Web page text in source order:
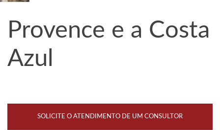
Provence e a Costa
Azul
SOLICITE O ATENDIMENTO DE UM CONSULTOR